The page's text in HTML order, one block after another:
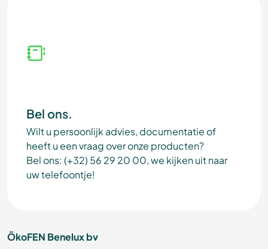
Bel ons.
Wilt u persoonlijk advies, documentatie of
heeft u een vraag over onze producten?
Bel ons: (+32) 56 29 20 00, we kijken uit naar
uw telefoontje!
ÖkoFEN Benelux bv